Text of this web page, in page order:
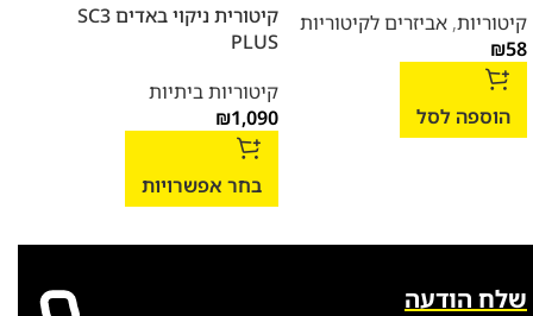
קיטוריות, אביזרים לקיטוריות
₪58
הוספה לסל
קיטורית ניקוי באדים SC3
PLUS
קיטוריות ביתיות
₪1,090
בחר אפשרויות
שלח הודעה